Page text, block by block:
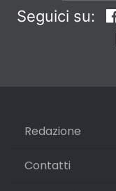
Seguici su:
Redazione
Contatti